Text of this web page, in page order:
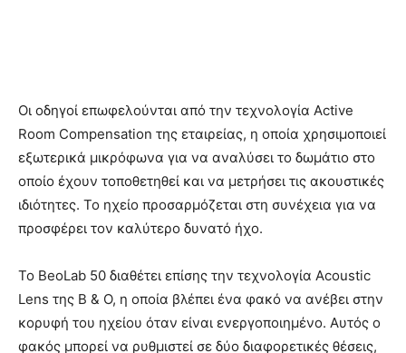
Οι οδηγοί επωφελούνται από την τεχνολογία Active
Room Compensation της εταιρείας, η οποία χρησιμοποιεί
εξωτερικά μικρόφωνα για να αναλύσει το δωμάτιο στο
οποίο έχουν τοποθετηθεί και να μετρήσει τις ακουστικές
ιδιότητες. Το ηχείο προσαρμόζεται στη συνέχεια για να
προσφέρει τον καλύτερο δυνατό ήχο.
Το BeoLab 50 διαθέτει επίσης την τεχνολογία Acoustic
Lens της B & O, η οποία βλέπει ένα φακό να ανέβει στην
κορυφή του ηχείου όταν είναι ενεργοποιημένο. Αυτός ο
φακός μπορεί να ρυθμιστεί σε δύο διαφορετικές θέσεις,